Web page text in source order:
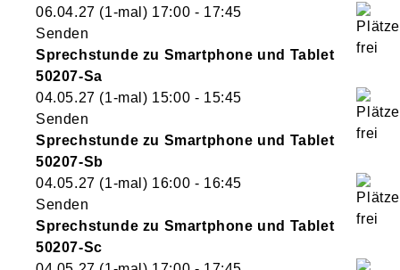
06.04.27 (1-mal) 17:00 - 17:45
Senden
Sprechstunde zu Smartphone und Tablet
50207-Sa
04.05.27 (1-mal) 15:00 - 15:45
Senden
Sprechstunde zu Smartphone und Tablet
50207-Sb
04.05.27 (1-mal) 16:00 - 16:45
Senden
Sprechstunde zu Smartphone und Tablet
50207-Sc